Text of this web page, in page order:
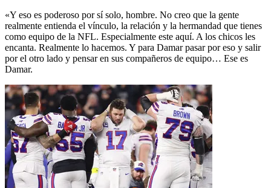
«Y eso es poderoso por sí solo, hombre. No creo que la gente
realmente entienda el vínculo, la relación y la hermandad que tienes
como equipo de la NFL. Especialmente este aquí. A los chicos les
encanta. Realmente lo hacemos. Y para Damar pasar por eso y salir
por el otro lado y pensar en sus compañeros de equipo… Ese es
Damar.